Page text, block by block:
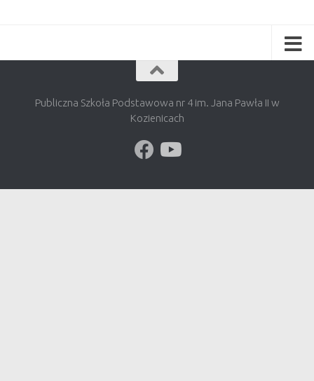
Publiczna Szkoła Podstawowa nr 4 im. Jana Pawła II w
Kozienicach